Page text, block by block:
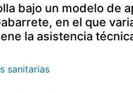
bajo un modelo de
en el que
la asistencia
sanitarias